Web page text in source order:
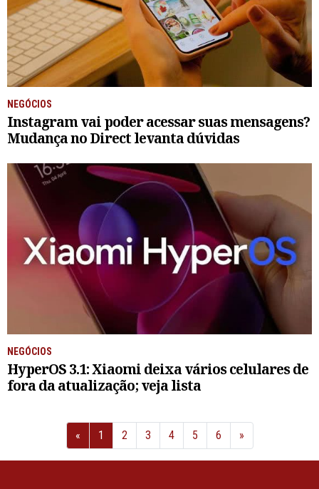
NEGÓCIOS
Instagram vai poder acessar suas mensagens?
Mudança no Direct levanta dúvidas
NEGÓCIOS
HyperOS 3.1: Xiaomi deixa vários celulares de
fora da atualização; veja lista
«Anterior
1 2 3 4 5 6 »Próximo